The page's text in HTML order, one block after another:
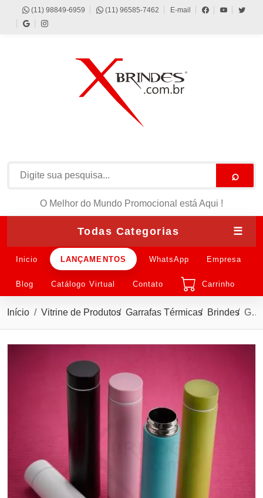
(11) 98849-6959 (11) 96585-7462 E-mail
⌕
O Melhor do Mundo Promocional está Aqui !
Todas Categorias ☰
Inicio LANÇAMENTOS WhatsApp Empresa
Blog Catálogo Virtual Contato Carrinho
Início Vitrine de Produtos Garrafas Térmicas Brindes Garrafa térmica 275ml em inox com tampa rosqueável.